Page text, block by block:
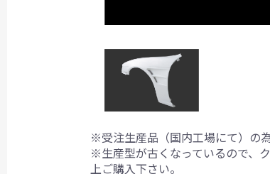
※受注生産品（国内工場にて）の
※生産型が古くなっているので、
上ご購入下さい。